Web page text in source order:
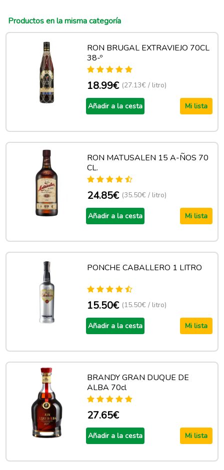
Productos en la misma categoría
RON BRUGAL EXTRAVIEJO 70CL
38-º
18.99€ (27.13€ / litro)
Añadir a la cesta Mi lista
RON MATUSALEN 15 A-ÑOS 70
CL.
24.85€ (35.50€ / litro)
Añadir a la cesta Mi lista
PONCHE CABALLERO 1 LITRO
15.50€ (15.50€ / litro)
Añadir a la cesta Mi lista
BRANDY GRAN DUQUE DE
ALBA 70cl
27.65€
Añadir a la cesta Mi lista